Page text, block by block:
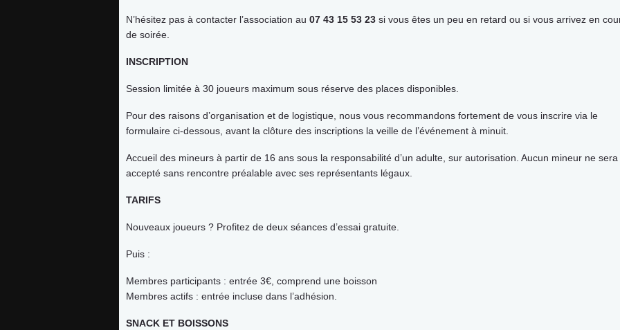
partenaires
presse
Contact
Connexion
N’hésitez pas à contacter l’association au 07 43 15 53 23 si vous êtes un peu en retard ou si vous arrivez en
de soirée.
INSCRIPTION
Session limitée à 30 joueurs maximum sous réserve des places disponibles.
Pour des raisons d’organisation et de logistique, nous vous recommandons fortement de vous inscrire via le
formulaire ci-dessous, avant la clôture des inscriptions la veille de l’événement à minuit.
Accueil des mineurs à partir de 16 ans sous la responsabilité d’un adulte, sur autorisation. Aucun mineur ne sera
accepté sans rencontre préalable avec ses représentants légaux.
TARIFS
Nouveaux joueurs ? Profitez de deux séances d’essai gratuite.
Puis :
Membres participants : entrée 3€, comprend une boisson
Membres actifs : entrée incluse dans l’adhésion.
SNACK ET BOISSONS